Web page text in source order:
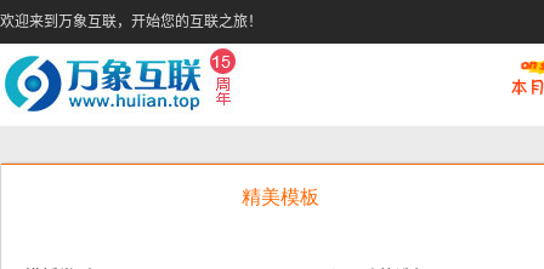
欢迎来到万象互联，开始您的互联之旅！
精美模板